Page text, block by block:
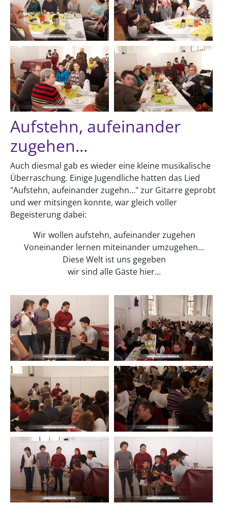
Aufstehn, aufeinander
zugehen...
Auch diesmal gab es wieder eine kleine musikalische
Überraschung. Einige Jugendliche hatten das Lied
"Aufstehn, aufeinander zugehn..." zur Gitarre geprobt
und wer mitsingen konnte, war gleich voller
Begeisterung dabei:
Wir wollen aufstehn, aufeinander zugehen
Voneinander lernen miteinander umzugehen...
Diese Welt ist uns gegeben
wir sind alle Gäste hier...